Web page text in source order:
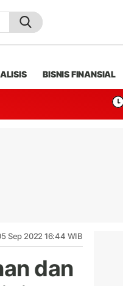
BISNIS FINANSIAL
Sep 2022 16:44 WIB
dan